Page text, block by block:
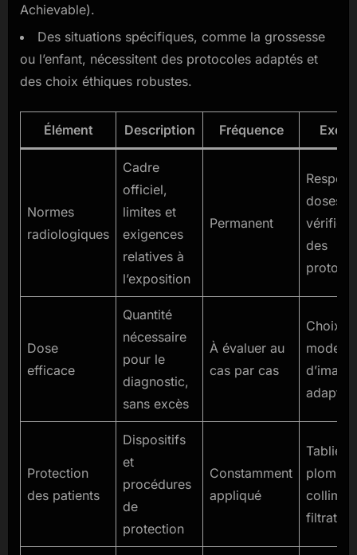
Achievable).
Des situations spécifiques, comme la grossesse
ou l’enfant, nécessitent des protocoles adaptés et
des choix éthiques robustes.
Élément Description Fréquence
Normes
radiologiques
Cadre
officiel,
limites et
exigences
relatives à
l’exposition
Permanent
doses,
des
Dose
efficace
Quantité
nécessaire
pour le
diagnostic,
sans excès
À évaluer au
cas par cas
Choix
mode
adapté
Protection
des patients
Dispositifs
et
procédures
de
protection
Constamment
appliqué
Tabliers
filtration